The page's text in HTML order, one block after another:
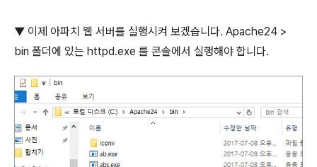
▼ 이제 아파치 웹 서버를 실행시켜 보겠습니다. Apache24 >
bin 폴더에 있는 httpd.exe 를 콘솔에서 실행해야 합니다.